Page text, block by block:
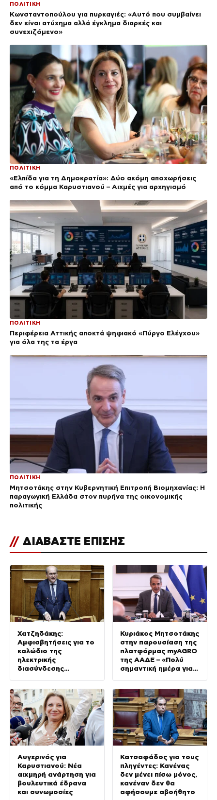
ΠΟΛΙΤΙΚΗ
Κωνσταντοπούλου για πυρκαγιές: «Αυτό που συμβαίνει
δεν είναι ατύχημα αλλά έγκλημα διαρκές και
συνεχιζόμενο»
ΠΟΛΙΤΙΚΗ
«Ελπίδα για τη Δημοκρατία»: Δύο ακόμη αποχωρήσεις
από το κόμμα Καρυστιανού – Αιχμές για αρχηγισμό
ΠΟΛΙΤΙΚΗ
Περιφέρεια Αττικής αποκτά ψηφιακό «Πύργο Ελέγχου»
για όλα της τα έργα
ΠΟΛΙΤΙΚΗ
Μητσοτάκης στην Κυβερνητική Επιτροπή Βιομηχανίας: Η
παραγωγική Ελλάδα στον πυρήνα της οικονομικής
πολιτικής
// ΔΙΑΒΑΣΤΕ ΕΠΙΣΗΣ
Χατζηδάκης:
Αμφισβητήσεις για το
καλώδιο της
ηλεκτρικής
διασύνδεσης
Κυριάκος Μητσοτάκης
στην παρουσίαση της
πλατφόρμας myAGRO
της ΑΑΔΕ – «Πολύ
σημαντική ημέρα για
Αυγερινός για
Καρυστιανού: Νέα
αιχμηρή ανάρτηση για
βουλευτικά έδρανα
και συνωμοσίες
Κατσαφάδος για τους
πληγέντες: Κανένας
δεν μένει πίσω μόνος,
κανέναν δεν θα
αφήσουμε αβοήθητο